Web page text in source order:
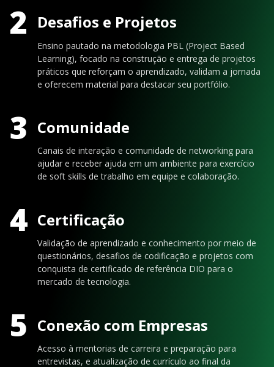
2 Desafios e Projetos
Ensino pautado na metodologia PBL (Project Based
Learning), focado na construção e entrega de projetos
práticos que reforçam o aprendizado, validam a jornada
e oferecem material para destacar seu portfólio.
3 Comunidade
Canais de interação e comunidade de networking para
ajudar e receber ajuda em um ambiente para exercício
de soft skills de trabalho em equipe e colaboração.
4 Certificação
Validação de aprendizado e conhecimento por meio de
questionários, desafios de codificação e projetos com
conquista de certificado de referência DIO para o
mercado de tecnologia.
5 Conexão com Empresas
Acesso à mentorias de carreira e preparação para
entrevistas, e atualização de currículo ao final da